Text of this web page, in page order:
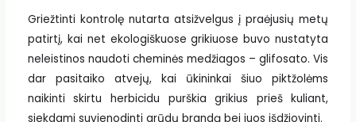
Griežtinti kontrolę nutarta atsižvelgus į praėjusių metų
patirtį, kai net ekologiškuose grikiuose buvo nustatyta
neleistinos naudoti cheminės medžiagos – glifosato. Vis
dar pasitaiko atvejų, kai ūkininkai šiuo piktžolėms
naikinti skirtu herbicidu purškia grikius prieš kuliant,
siekdami suvienodinti grūdų brandą bei juos išdžiovinti.